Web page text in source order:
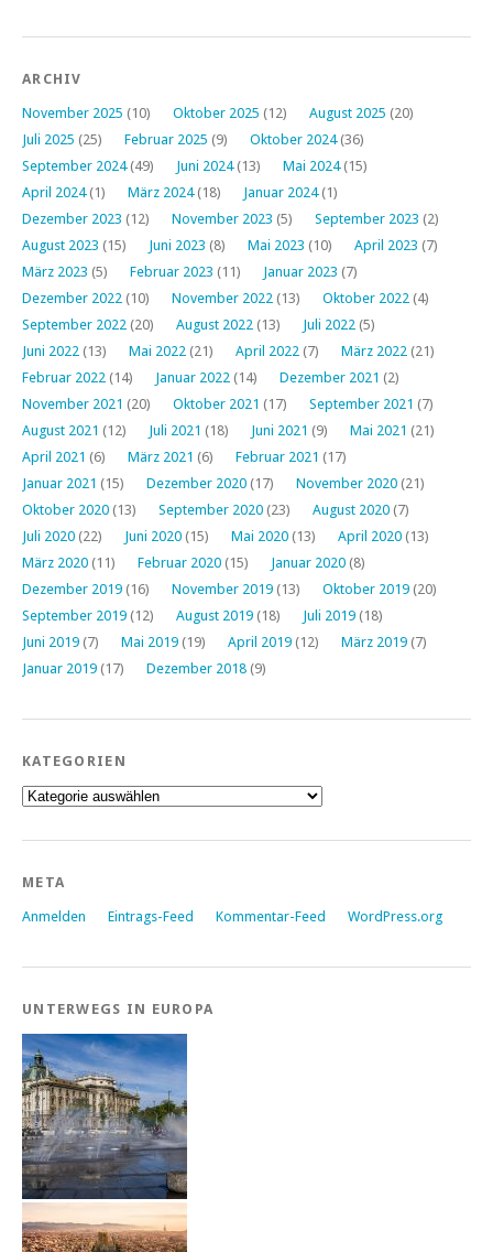
ARCHIV
November 2025 (10) Oktober 2025 (12) August 2025 (20)
Juli 2025 (25) Februar 2025 (9) Oktober 2024(36)
September 2024(49) Juni 2024(13) Mai 2024(15)
April 2024(1) März 2024(18) Januar 2024(1)
Dezember 2023 (12) November 2023 (5) September 2023 (2)
August 2023 (15) Juni 2023 (8) Mai 2023 (10) April 2023 (7)
März 2023 (5) Februar 2023 (11) Januar 2023 (7)
Dezember 2022 (10) November 2022 (13) Oktober 2022 (4)
September 2022 (20) August 2022 (13) Juli 2022 (5)
Juni 2022 (13) Mai 2022 (21) April 2022 (7) März 2022 (21)
Februar 2022 (14) Januar 2022 (14) Dezember 2021 (2)
November 2021 (20) Oktober 2021 (17) September 2021 (7)
August 2021 (12) Juli 2021 (18) Juni 2021 (9) Mai 2021 (21)
April 2021 (6) März 2021 (6) Februar 2021 (17)
Januar 2021 (15) Dezember 2020 (17) November 2020 (21)
Oktober 2020 (13) September 2020 (23) August 2020 (7)
Juli 2020 (22) Juni 2020 (15) Mai 2020 (13) April 2020 (13)
März 2020 (11) Februar 2020 (15) Januar 2020 (8)
Dezember 2019 (16) November 2019 (13) Oktober 2019 (20)
September 2019 (12) August 2019 (18) Juli 2019 (18)
Juni 2019 (7) Mai 2019 (19) April 2019 (12) März 2019 (7)
Januar 2019 (17) Dezember 2018 (9)
KATEGORIEN
Kategorien
META
Anmelden Eintrags-Feed Kommentar-Feed WordPress.org
UNTERWEGS IN EUROPA